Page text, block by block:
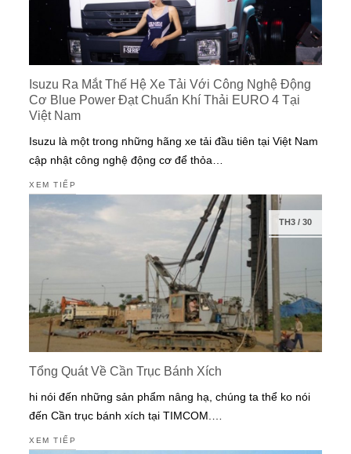
Isuzu Ra Mắt Thế Hệ Xe Tải Với Công Nghệ Động
Cơ Blue Power Đạt Chuẩn Khí Thải EURO 4 Tại
Việt Nam
Isuzu là một trong những hãng xe tải đầu tiên tại Việt Nam
cập nhật công nghệ động cơ để thỏa…
XEM TIẾP
TH3/ 30
Tổng Quát Về Cần Trục Bánh Xích
hi nói đến những sản phẩm nâng hạ, chúng ta thể ko nói
đến Cần trục bánh xích tại TIMCOM.…
XEM TIẾP